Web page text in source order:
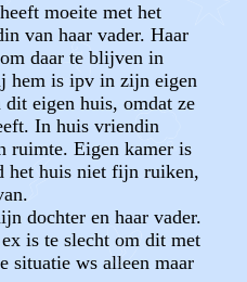
moeite met het
van haar vader. Haar
daar te blijven in
hem is ipv in zijn eigen
eigen huis, omdat ze
In huis vriendin
ruimte. Eigen kamer is
het huis niet fijn ruiken,
dochter en haar vader.
is te slecht om dit met
situatie ws alleen maar